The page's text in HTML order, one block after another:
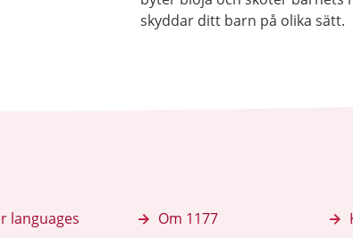
skyddar ditt barn på olika sätt.
languages
Om 1177